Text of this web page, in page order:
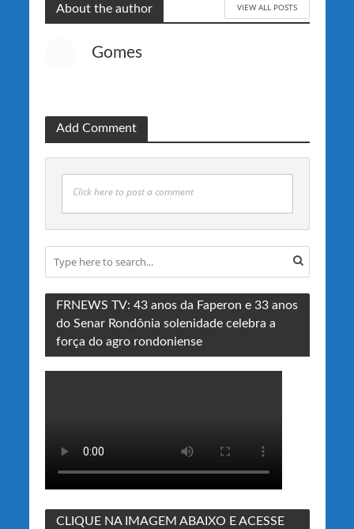
About the author VIEW ALL POSTS
Gomes
Add Comment
Click here to post a comment
FRNEWS TV: 43 anos da Faperon e 33 anos
do Senar Rondônia solenidade celebra a
força do agro rondoniense
CLIQUE NA IMAGEM ABAIXO E ACESSE